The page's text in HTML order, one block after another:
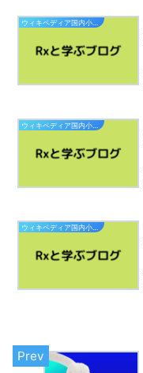
ウィキペディア国内小旅行